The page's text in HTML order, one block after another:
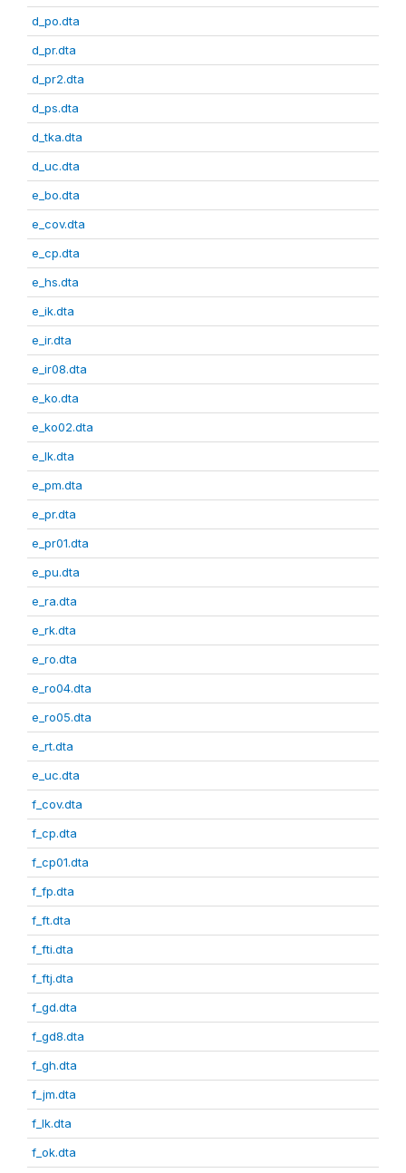
d_po.dta
d_pr.dta
d_pr2.dta
d_ps.dta
d_tka.dta
d_uc.dta
e_bo.dta
e_cov.dta
e_cp.dta
e_hs.dta
e_ik.dta
e_ir.dta
e_ir08.dta
e_ko.dta
e_ko02.dta
e_lk.dta
e_pm.dta
e_pr.dta
e_pr01.dta
e_pu.dta
e_ra.dta
e_rk.dta
e_ro.dta
e_ro04.dta
e_ro05.dta
e_rt.dta
e_uc.dta
f_cov.dta
f_cp.dta
f_cp01.dta
f_fp.dta
f_ft.dta
f_fti.dta
f_ftj.dta
f_gd.dta
f_gd8.dta
f_gh.dta
f_jm.dta
f_lk.dta
f_ok.dta